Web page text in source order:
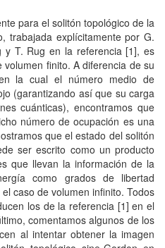
para el solitón topológico de la
trabajada explícitamente por G.
y T. Rug en la referencia [1], es
finito. A diferencia de su
la cual el número medio de
(garantizando así que su carga
cuánticas), encontramos que
número de ocupación es una
que el estado del solitón
ser escrito como un producto
que llevan la información de la
como grados de libertad
caso de volumen infinito. Todos
los de la referencia [1] en el
comentamos algunos de los
al intentar obtener la imagen